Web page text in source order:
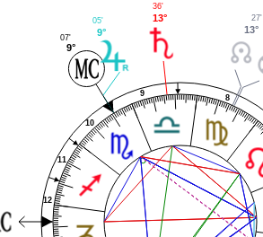
8
9
10
11
12
13°
27'
13°
36'
9°
05'
9°
07'